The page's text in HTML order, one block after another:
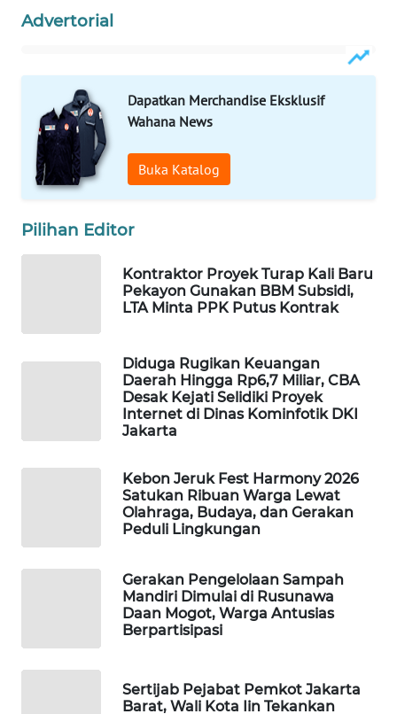
Advertorial
Dapatkan Merchandise Eksklusif
Wahana News
Buka Katalog
Pilihan Editor
Kontraktor Proyek Turap Kali Baru
Pekayon Gunakan BBM Subsidi,
LTA Minta PPK Putus Kontrak
Diduga Rugikan Keuangan
Daerah Hingga Rp6,7 Miliar, CBA
Desak Kejati Selidiki Proyek
Internet di Dinas Kominfotik DKI
Jakarta
Kebon Jeruk Fest Harmony 2026
Satukan Ribuan Warga Lewat
Olahraga, Budaya, dan Gerakan
Peduli Lingkungan
Gerakan Pengelolaan Sampah
Mandiri Dimulai di Rusunawa
Daan Mogot, Warga Antusias
Berpartisipasi
Sertijab Pejabat Pemkot Jakarta
Barat, Wali Kota Iin Tekankan
Network
KONSUMEN
LISTRIK
MASYARAKAT
KELISTRIKAN
MAWAKA
LKKI